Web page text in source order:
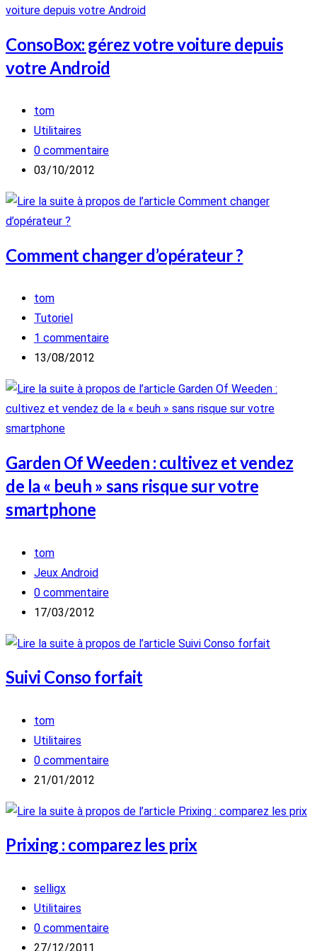
ConsoBox: gérez votre voiture depuis
votre Android
Auteur/autrice
de
la
publication :
tom
Post
category:
Utilitaires
Commentaires
de
publication :
0 commentaire
Publication
03/10/2012
Comment changer d’opérateur ?
Auteur/autrice
de
la
publication :
tom
Post
category:
Tutoriel
Commentaires
de
publication :
1 commentaire
Publication
13/08/2012
Garden Of Weeden : cultivez et vendez
de la « beuh » sans risque sur votre
smartphone
Auteur/autrice
de
la
publication :
tom
Post
category:
Jeux Android
Commentaires
de
publication :
0 commentaire
Publication
17/03/2012
Suivi Conso forfait
Auteur/autrice
de
la
publication :
tom
Post
category:
Utilitaires
Commentaires
de
publication :
0 commentaire
Publication
21/01/2012
Prixing : comparez les prix
Auteur/autrice
de
la
publication :
selligx
Post
category:
Utilitaires
Commentaires
de
0 commentaire
Publication
27/12/2011